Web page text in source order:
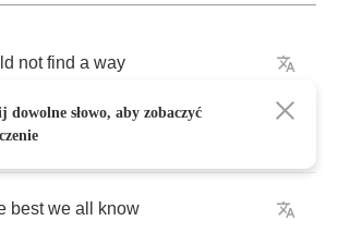
not find a way
I did
best we all know
słowo, aby zobaczyć